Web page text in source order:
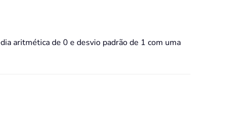
aritmética de 0 e desvio padrão de 1 com uma